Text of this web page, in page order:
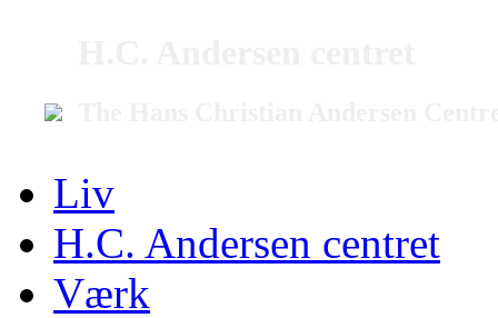
Liv
H.C. Andersen centret
Værk